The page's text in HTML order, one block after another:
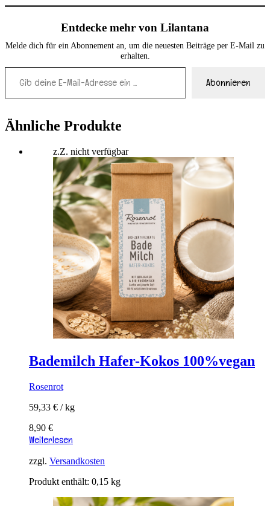
Entdecke mehr von Lilantana
Melde dich für ein Abonnement an, um die neuesten Beiträge per E-Mail zu
erhalten.
Gib deine E-Mail-Adresse ein ...
Abonnieren
Ähnliche Produkte
z.Z. nicht verfügbar
Bademilch Hafer-Kokos 100%vegan
Rosenrot
59,33 € /kg
8,90 €
Weiterlesen
zzgl. Versandkosten
Produkt enthält: 0,15 kg